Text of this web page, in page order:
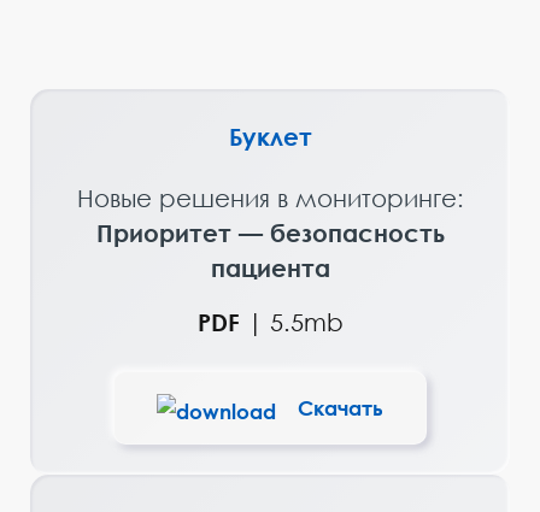
Буклет
Новые решения в мониторинге:
Приоритет — безопасность
пациента
PDF | 5.5mb
Скачать